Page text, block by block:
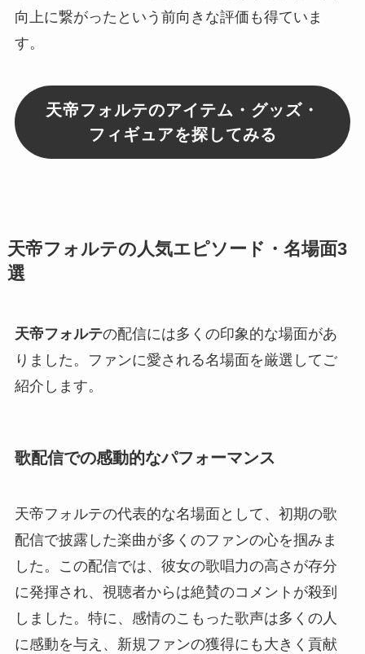
向上に繋がったという前向きな評価も得ていま
す。
天帝フォルテのアイテム・グッズ・
フィギュアを探してみる
天帝フォルテの人気エピソード・名場面3
選
天帝フォルテの配信には多くの印象的な場面があ
りました。ファンに愛される名場面を厳選してご
紹介します。
歌配信での感動的なパフォーマンス
天帝フォルテの代表的な名場面として、初期の歌
配信で披露した楽曲が多くのファンの心を掴みま
した。この配信では、彼女の歌唱力の高さが存分
に発揮され、視聴者からは絶賛のコメントが殺到
しました。特に、感情のこもった歌声は多くの人
に感動を与え、新規ファンの獲得にも大きく貢献